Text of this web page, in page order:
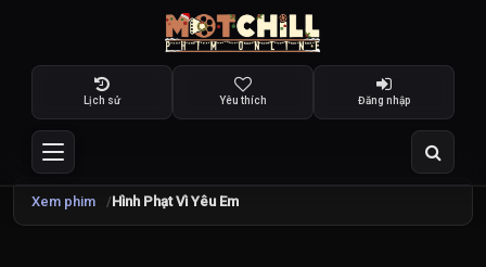
Lịch sử Yêu thích Đăng nhập
Xem phim Hình Phạt Vì Yêu Em